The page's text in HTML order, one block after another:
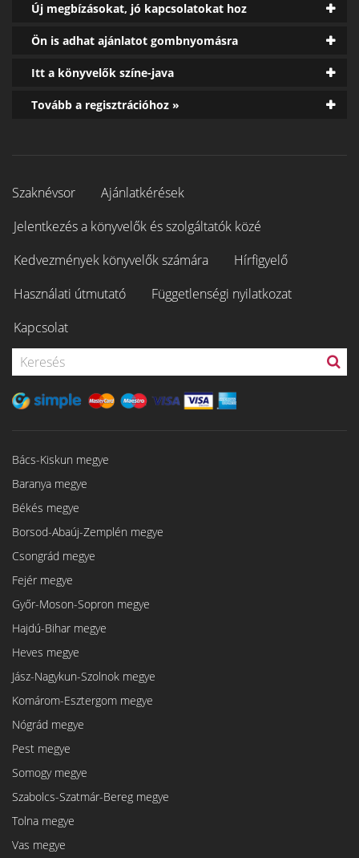
Új megbízásokat, jó kapcsolatokat hoz
Ön is adhat ajánlatot gombnyomásra
Itt a könyvelők színe-java
Tovább a regisztrációhoz »
Szaknévsor
Ajánlatkérések
Jelentkezés a könyvelők és szolgáltatók közé
Kedvezmények könyvelők számára
Hírfigyelő
Használati útmutató
Függetlenségi nyilatkozat
Kapcsolat
Bács-Kiskun megye
Baranya megye
Békés megye
Borsod-Abaúj-Zemplén megye
Csongrád megye
Fejér megye
Győr-Moson-Sopron megye
Hajdú-Bihar megye
Heves megye
Jász-Nagykun-Szolnok megye
Komárom-Esztergom megye
Nógrád megye
Pest megye
Somogy megye
Szabolcs-Szatmár-Bereg megye
Tolna megye
Vas megye